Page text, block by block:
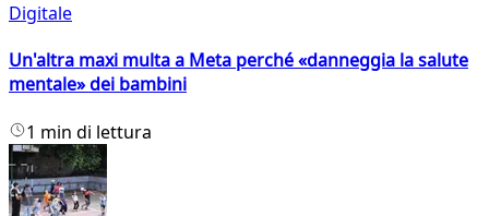
Digitale
Un'altra maxi multa a Meta perché «danneggia la salute
mentale» dei bambini
1 min di lettura